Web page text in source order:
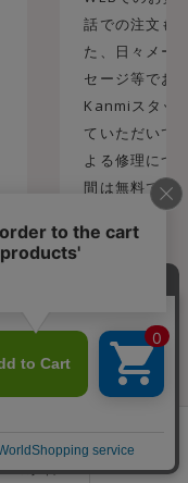
話での注文も
た、日々メー
セージ等でお
Kanmiスタッ
ていただいて
よる修理につ
間は無料です
会員登録
ログイン